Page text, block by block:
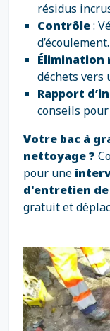
résidus
Contrôle:
d’écoulement.
Élimination
déchets vers
Rapport
conseils
Votre bac à
nettoyage ?
pour une
d'entretien de
gratuit et